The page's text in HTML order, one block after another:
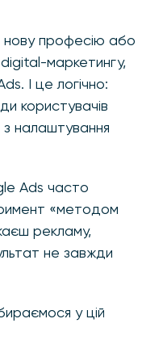
нову професію або
маркетингу,
І це логічно:
користувачів
налаштування
Ads часто
«методом
рекламу,
не завжди
у цій